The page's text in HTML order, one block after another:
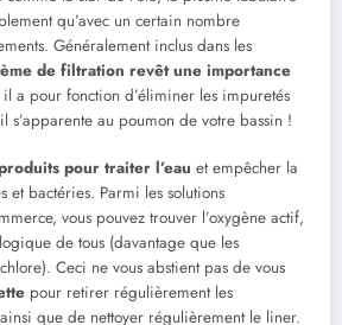
qu’avec un certain nombre
Généralement inclus dans les
de filtration revêt une importance
a pour fonction d’éliminer les impuretés
s’apparente au poumon de votre bassin !
pour traiter l’eau et empêcher la
et bactéries. Parmi les solutions
vous pouvez trouver l’oxygène actif,
de tous (davantage que les
Ceci ne vous abstient pas de vous
pour retirer régulièrement les
que de nettoyer régulièrement le liner.